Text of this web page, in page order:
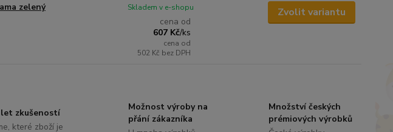
zelený
cena od
607 Kč/ks
cena od
502 Kč bez DPH
Skladem v e-shopu Zvolit variantu
let zkušeností
které zboží je
Možnost výroby na
přání zákazníka
Množství českých
prémiových výrobků